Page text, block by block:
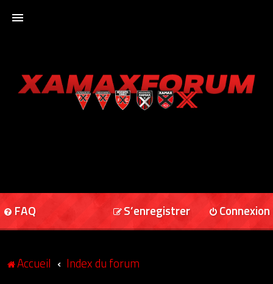
XAMAXFORUM
FAQ Connexion
S’enregistrer
Accueil Index du forum